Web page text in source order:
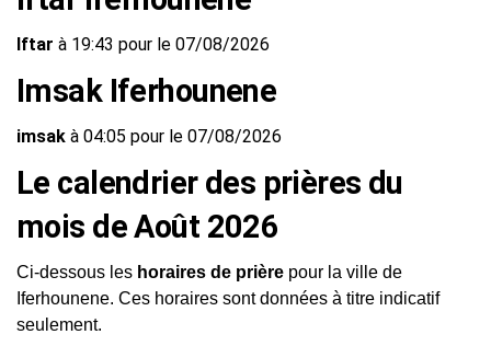
Iftar à 19:43 pour le 07/08/2026
Imsak Iferhounene
imsak à 04:05 pour le 07/08/2026
Le calendrier des prières du
mois de Août 2026
Ci-dessous les horaires de prière pour la ville de
Iferhounene. Ces horaires sont données à titre indicatif
seulement.